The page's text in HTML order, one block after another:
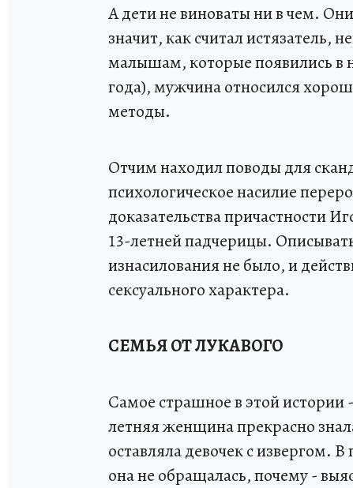
А дети не виноваты ни в чем.
значит, как считал
малышам, которые появились в
года), мужчина относился
методы.
Отчим находил поводы для
психологическое насилие
доказательства причастности
13-летней падчерицы.
изнасилования не было, и
сексуального характера.
СЕМЬЯ ОТ ЛУКАВОГО
Самое страшное в этой истории
летняя женщина прекрасно
оставляла девочек с извергом.
она не обращалась, почему -